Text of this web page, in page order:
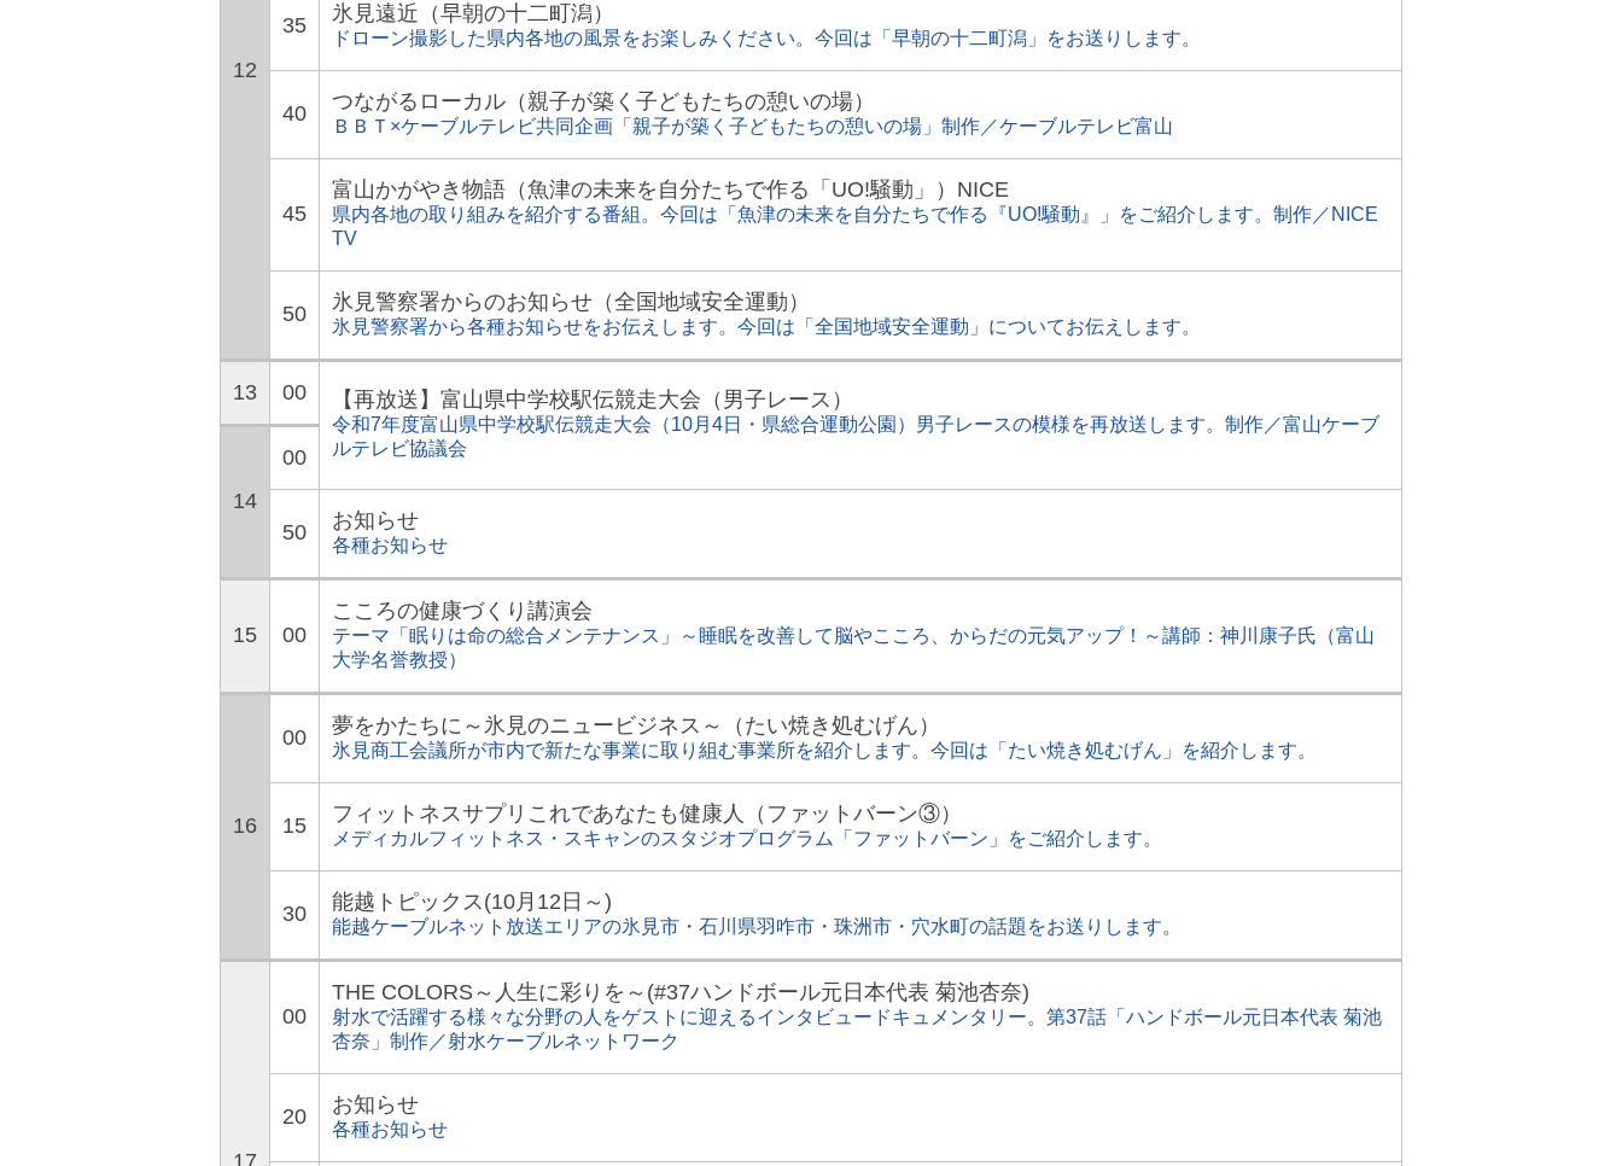
12
35 氷見遠近（早朝の十二町潟）
ドローン撮影した県内各地の風景をお楽しみください。今回は「早朝の十二町潟」をお送りします。
40 つながるローカル（親子が築く子どもたちの憩いの場）
ＢＢＴ×ケーブルテレビ共同企画「親子が築く子どもたちの憩いの場」制作／ケーブルテレビ富山
45
富山かがやき物語（魚津の未来を自分たちで作る「UO!騒動」）NICE
県内各地の取り組みを紹介する番組。今回は「魚津の未来を自分たちで作る『UO!騒動』」をご紹介します。制作／NICE
TV
50 氷見警察署からのお知らせ（全国地域安全運動）
氷見警察署から各種お知らせをお伝えします。今回は「全国地域安全運動」についてお伝えします。
13 00 【再放送】富山県中学校駅伝競走大会（男子レース）
令和7年度富山県中学校駅伝競走大会（10月4日・県総合運動公園）男子レースの模様を再放送します。制作／富山ケーブ
ルテレビ協議会
14
00
50 お知らせ
各種お知らせ
15 00
こころの健康づくり講演会
テーマ「眠りは命の総合メンテナンス」～睡眠を改善して脳やこころ、からだの元気アップ！～講師：神川康子氏（富山
大学名誉教授）
16
00 夢をかたちに～氷見のニュービジネス～（たい焼き処むげん）
氷見商工会議所が市内で新たな事業に取り組む事業所を紹介します。今回は「たい焼き処むげん」を紹介します。
15 フィットネスサプリこれであなたも健康人（ファットバーン③）
メディカルフィットネス・スキャンのスタジオプログラム「ファットバーン」をご紹介します。
30 能越トピックス(10月12日～)
能越ケーブルネット放送エリアの氷見市・石川県羽咋市・珠洲市・穴水町の話題をお送りします。
17
00
THE COLORS～人生に彩りを～(#37ハンドボール元日本代表 菊池杏奈)
射水で活躍する様々な分野の人をゲストに迎えるインタビュードキュメンタリー。第37話「ハンドボール元日本代表 菊池
杏奈」制作／射水ケーブルネットワーク
20 お知らせ
各種お知らせ